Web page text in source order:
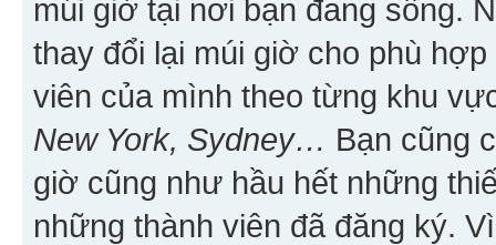
múi giờ tại nơi bạn đang sống.
thay đổi lại múi giờ cho phù
viên của mình theo từng khu
New York, Sydney… Bạn cũng
giờ cũng như hầu hết những
những thành viên đã đăng ký.